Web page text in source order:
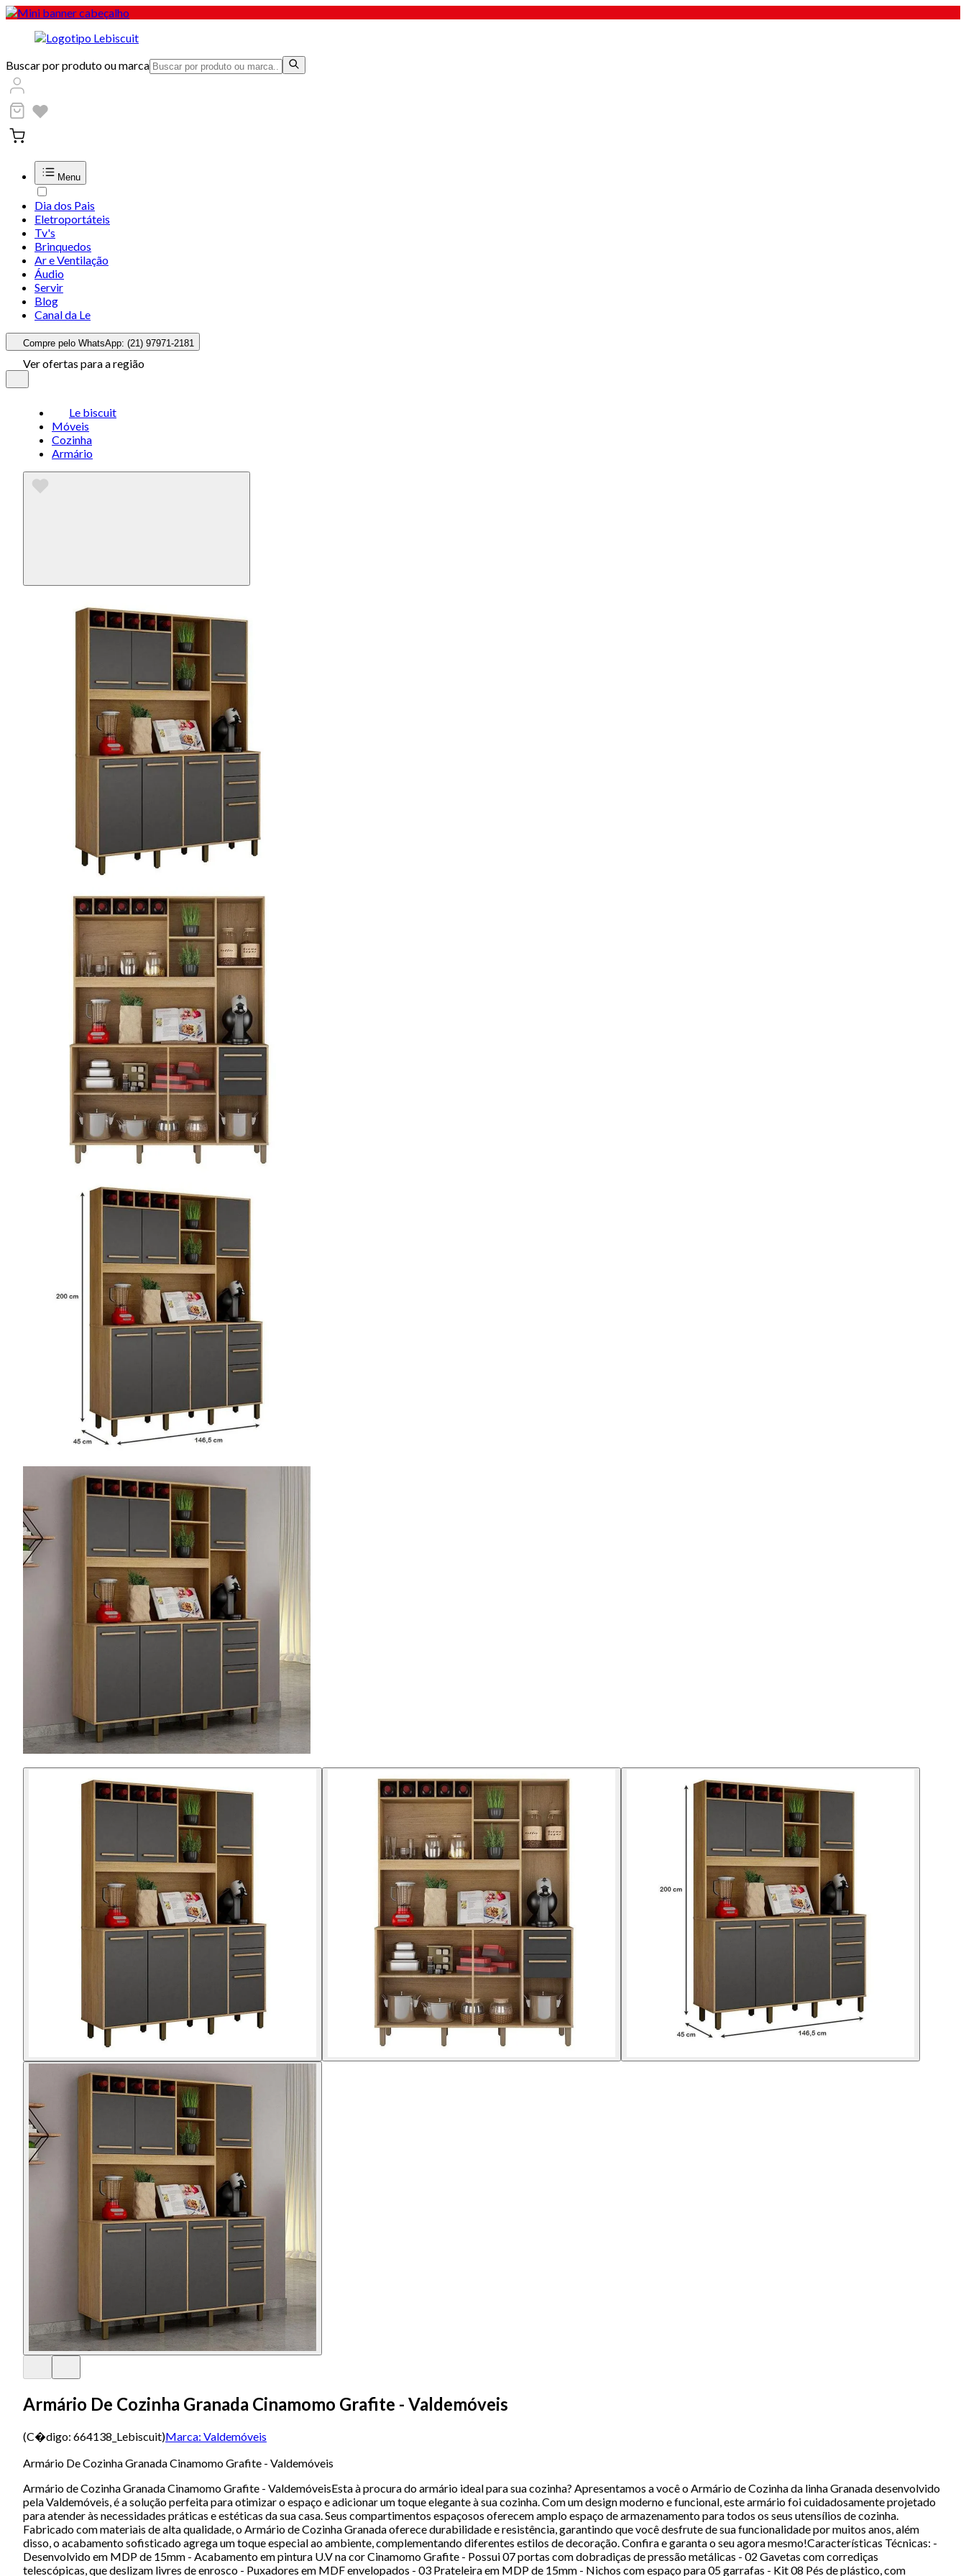
Buscar por produto ou marca
Menu
Dia dos Pais
Eletroportáteis
Tv's
Brinquedos
Ar e Ventilação
Áudio
Servir
Blog
Canal da Le
Compre pelo WhatsApp: (21) 97971-2181
Ver ofertas para a região
Le biscuit
Móveis
Cozinha
Armário
Armário De Cozinha Granada Cinamomo Grafite - Valdemóveis
(C�digo: 664138_Lebiscuit)Marca: Valdemóveis
Armário De Cozinha Granada Cinamomo Grafite - Valdemóveis
Armário de Cozinha Granada Cinamomo Grafite - ValdemóveisEsta à procura do armário ideal para sua cozinha? Apresentamos a você o Armário de Cozinha da linha Granada desenvolvido
pela Valdemóveis, é a solução perfeita para otimizar o espaço e adicionar um toque elegante à sua cozinha. Com um design moderno e funcional, este armário foi cuidadosamente projetado
para atender às necessidades práticas e estéticas da sua casa. Seus compartimentos espaçosos oferecem amplo espaço de armazenamento para todos os seus utensílios de cozinha.
Fabricado com materiais de alta qualidade, o Armário de Cozinha Granada oferece durabilidade e resistência, garantindo que você desfrute de sua funcionalidade por muitos anos, além
disso, o acabamento sofisticado agrega um toque especial ao ambiente, complementando diferentes estilos de decoração. Confira e garanta o seu agora mesmo!Características Técnicas: -
Desenvolvido em MDP de 15mm - Acabamento em pintura U.V na cor Cinamomo Grafite - Possui 07 portas com dobradiças de pressão metálicas - 02 Gavetas com corrediças
telescópicas, que deslizam livres de enrosco - Puxadores em MDF envelopados - 03 Prateleira em MDP de 15mm - Nichos com espaço para 05 garrafas - Kit 08 Pés de plástico, com